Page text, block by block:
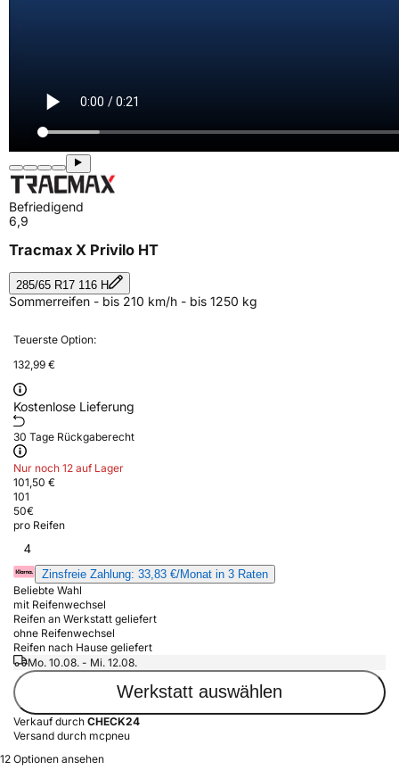
Befriedigend
6,9
Tracmax X Privilo HT
285/65 R17 116 H
Sommerreifen - bis 210 km/h - bis 1250 kg
Teuerste Option:
132,99 €
Kostenlose Lieferung
30 Tage Rückgaberecht
Nur noch 12 auf Lager
101,50 €
101
50€
pro Reifen
4
Zinsfreie Zahlung: 33,83 €/Monat in 3 Raten
Beliebte Wahl
mit Reifenwechsel
Reifen an Werkstatt geliefert
ohne Reifenwechsel
Reifen nach Hause geliefert
Mo. 10.08. - Mi. 12.08.
Werkstatt auswählen
Verkauf durch CHECK24
Versand durch mcpneu
12 Optionen ansehen